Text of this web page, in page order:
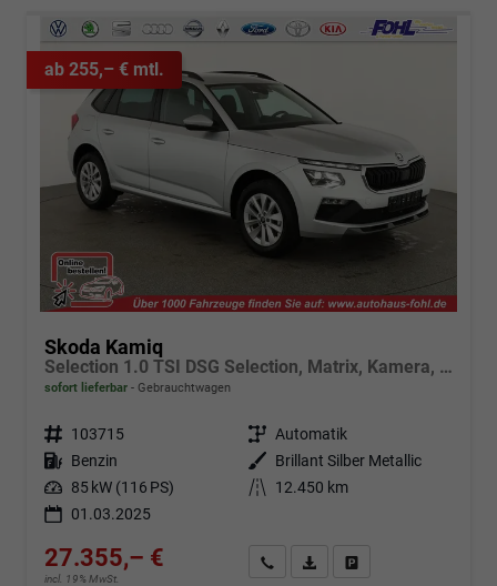
ab 255,– € mtl.
Skoda Kamiq
Selection 1.0 TSI DSG Selection, Matrix, Kamera, Winter, 16-Zoll, 4-J Garantie
sofort lieferbar Gebrauchtwagen
Fahrzeugnr. 103715 Getriebe Automatik
Kraftstoff Benzin Außenfarbe
Brillant Silber Metallic
Leistung 85 kW (116 PS) Kilometerstand
12.450 km
01.03.2025
27.355,– €
incl. 19% MwSt.
Angebot anfordern
Fahrzeugexpose (PDF)